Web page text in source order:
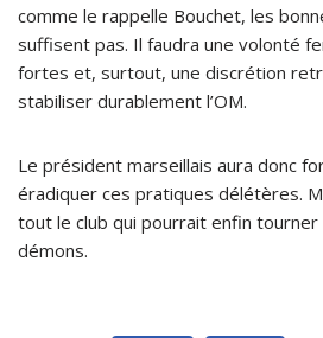
comme le rappelle Bouchet, les
suffisent pas. Il faudra une volonté
fortes et, surtout, une discrétion
stabiliser durablement l’OM.
Le président marseillais aura donc
éradiquer ces pratiques délétères.
tout le club qui pourrait enfin
démons.